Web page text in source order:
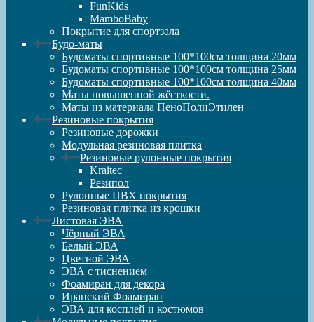
FunKids
MamboBaby
Покрытие для спортзала
Будо-маты
Будоматы спортивные 100*100см толщина 20мм
Будоматы спортивные 100*100см толщина 25мм
Будоматы спортивные 100*100см толщина 40мм
Маты повышенной жёсткости.
Маты из материала ПеноПолиЭтилен
Резиновые покрытия
Резиновые дорожки
Модульная резиновая плитка
Резиновые рулонные покрытия
Kraitec
Резипол
Рулонные ПВХ покрытия
Резиновая плитка из крошки
Листовая ЭВА
Чёрный ЭВА
Белый ЭВА
Цветной ЭВА
ЭВА с тиснением
Фоамиран для декора
Иранский Фоамиран
ЭВА для косплей и костюмов